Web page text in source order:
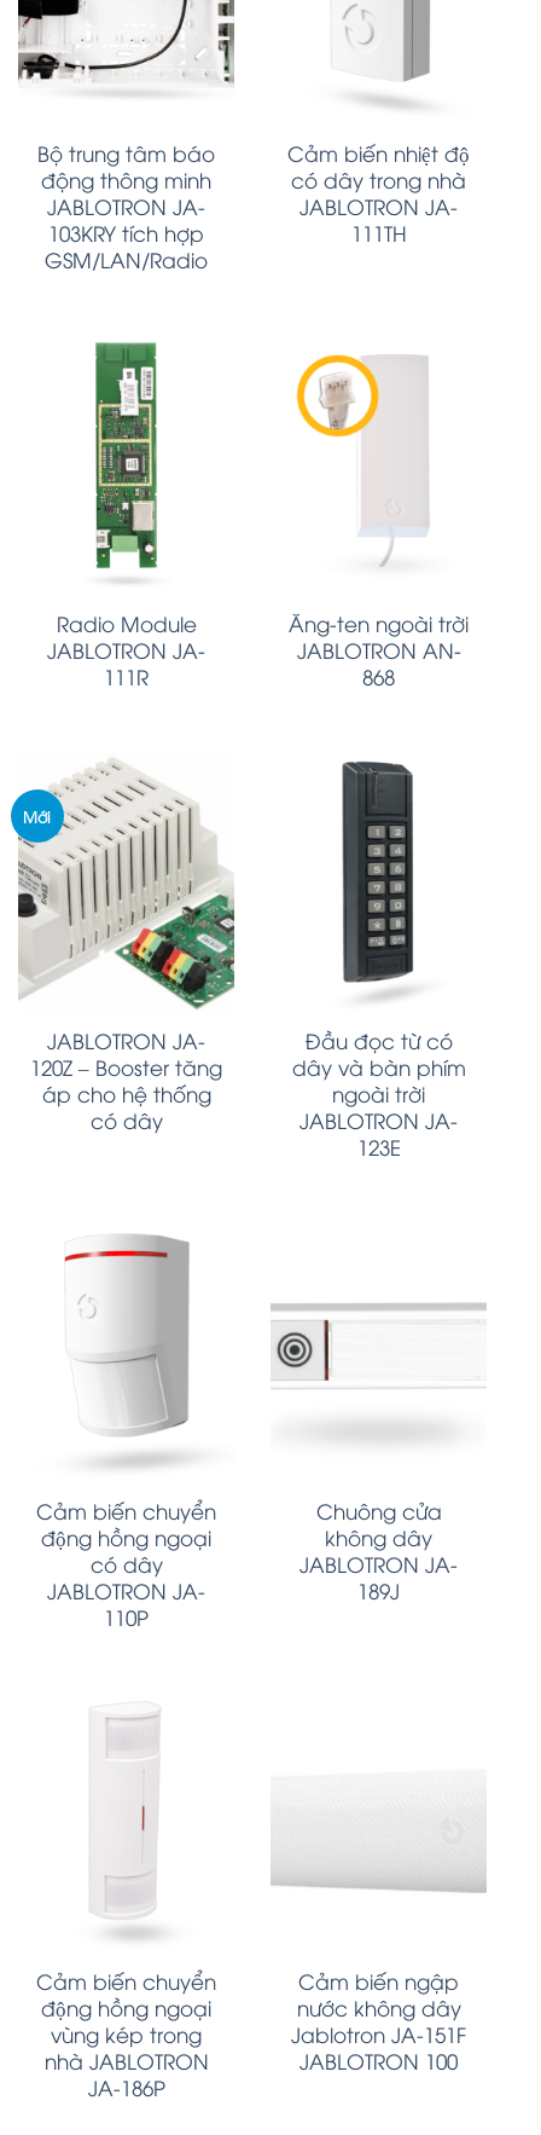
Bộ trung tâm báo
động thông minh
JABLOTRON JA-
103KRY tích hợp
GSM/LAN/Radio
Cảm biến nhiệt độ
có dây trong nhà
JABLOTRON JA-
111TH
Radio Module
JABLOTRON JA-
111R
Ăng-ten ngoài trời
JABLOTRON AN-
868
Mới
JABLOTRON JA-
120Z – Booster tăng
áp cho hệ thống
có dây
Đầu đọc từ có
dây và bàn phím
ngoài trời
JABLOTRON JA-
123E
Cảm biến chuyển
động hồng ngoại
có dây
JABLOTRON JA-
110P
Chuông cửa
không dây
JABLOTRON JA-
189J
Cảm biến chuyển
động hồng ngoại
vùng kép trong
nhà JABLOTRON
JA-186P
Cảm biến ngập
nước không dây
Jablotron JA-151F
JABLOTRON 100